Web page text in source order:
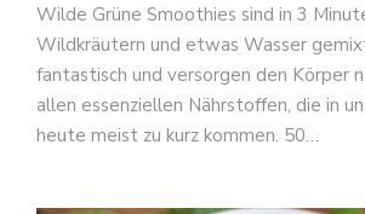
Wilde Grüne Smoothies sind in 3
Wildkräutern und etwas Wasser
fantastisch und versorgen den Körper
allen essenziellen Nährstoffen, die in
heute meist zu kurz kommen. 50…